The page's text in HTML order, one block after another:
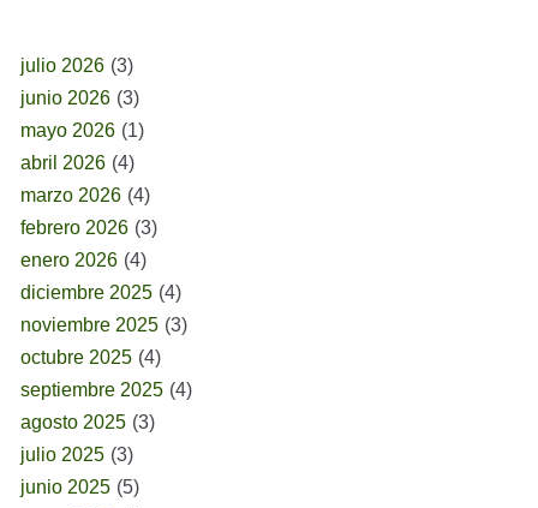
julio 2026 (3)
junio 2026 (3)
mayo 2026 (1)
abril 2026 (4)
marzo 2026 (4)
febrero 2026 (3)
enero 2026 (4)
diciembre 2025 (4)
noviembre 2025 (3)
octubre 2025 (4)
septiembre 2025 (4)
agosto 2025 (3)
julio 2025 (3)
junio 2025 (5)